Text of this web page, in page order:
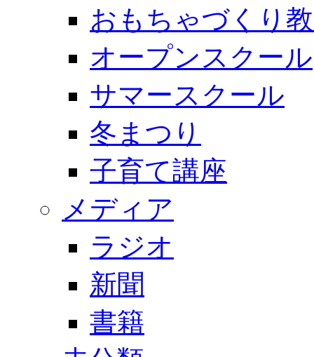
おもちゃづくり
オープンスクール
サマースクール
冬まつり
子育て講座
メディア
ラジオ
新聞
書籍